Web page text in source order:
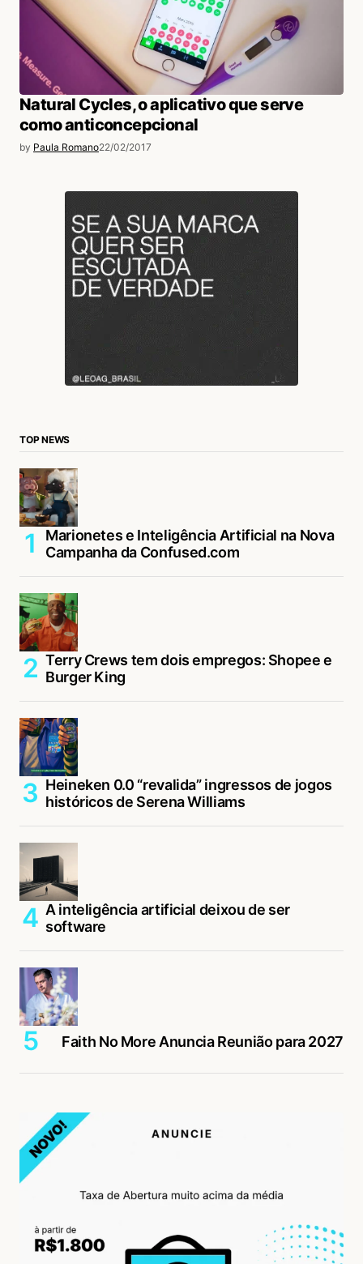
Natural Cycles, o aplicativo que serve
como anticoncepcional
by Paula Romano22/02/2017
TOP NEWS
Marionetes e Inteligência Artificial na Nova
Campanha da Confused.com
Terry Crews tem dois empregos: Shopee e
Burger King
Heineken 0.0 “revalida” ingressos de jogos
históricos de Serena Williams
A inteligência artificial deixou de ser
software
Faith No More Anuncia Reunião para 2027